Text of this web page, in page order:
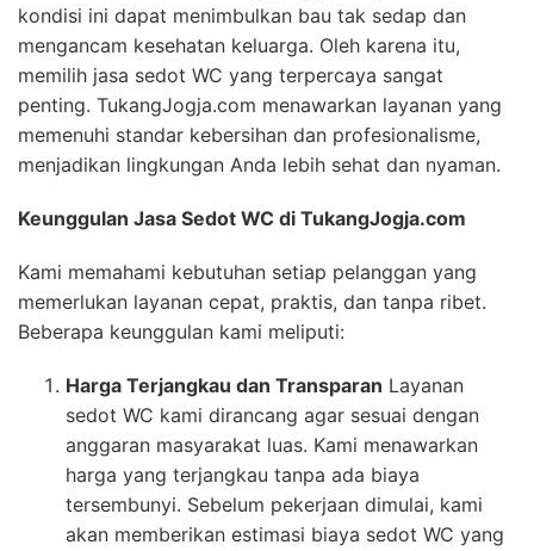
kondisi ini dapat menimbulkan bau tak sedap dan
mengancam kesehatan keluarga. Oleh karena itu,
memilih jasa sedot WC yang terpercaya sangat
penting. TukangJogja.com menawarkan layanan yang
memenuhi standar kebersihan dan profesionalisme,
menjadikan lingkungan Anda lebih sehat dan nyaman.
Keunggulan Jasa Sedot WC di TukangJogja.com
Kami memahami kebutuhan setiap pelanggan yang
memerlukan layanan cepat, praktis, dan tanpa ribet.
Beberapa keunggulan kami meliputi:
Harga Terjangkau dan Transparan Layanan
sedot WC kami dirancang agar sesuai dengan
anggaran masyarakat luas. Kami menawarkan
harga yang terjangkau tanpa ada biaya
tersembunyi. Sebelum pekerjaan dimulai, kami
akan memberikan estimasi biaya sedot WC yang